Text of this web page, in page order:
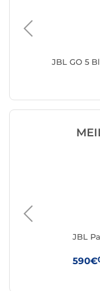
JBL GO 5
JBL
590€